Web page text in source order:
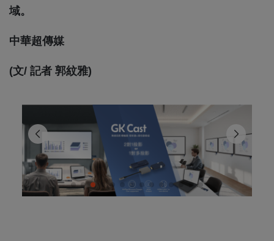
域。
中華超傳媒
(文/ 記者 郭紋雅)